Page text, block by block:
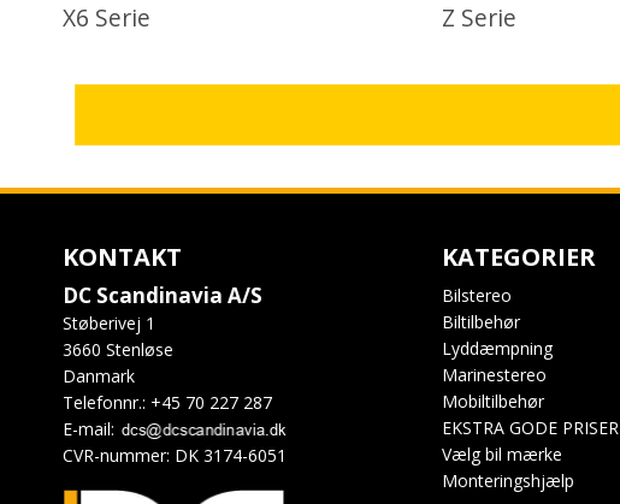
X6 Serie Z Serie
KONTAKT
DC Scandinavia A/S
Støberivej 1
3660 Stenløse
Danmark
Telefonnr.: +45 70 227 287
E-mail:
CVR-nummer: DK 3174-6051
KATEGORIER
Bilstereo
Biltilbehør
Lyddæmpning
Marinestereo
Mobiltilbehør
EKSTRA GODE PRISER
Vælg bil mærke
Monteringshjælp